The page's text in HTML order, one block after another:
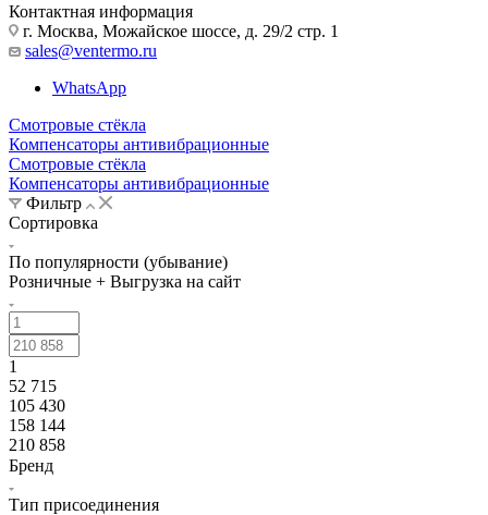
Контактная информация
г. Москва, Можайское шоссе, д. 29/2 стр. 1
sales@ventermo.ru
WhatsApp
Смотровые стёкла
Компенсаторы антивибрационные
Смотровые стёкла
Компенсаторы антивибрационные
Фильтр
Сортировка
По популярности (убывание)
Розничные + Выгрузка на сайт
1
52 715
105 430
158 144
210 858
Бренд
Тип присоединения